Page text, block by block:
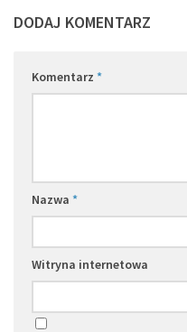
DODAJ KOMENTARZ
Komentarz *
Nazwa *
Witryna internetowa